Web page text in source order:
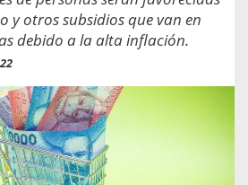
y otros subsidios que van en
debido a la alta inflación.